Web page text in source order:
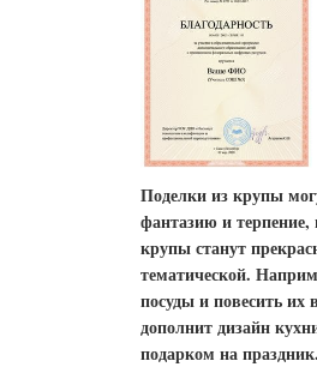
Поделки из крупы
фантазию и терпение,
крупы станут
тематической.
посуды и повесить их
дополнит дизайн
подарком на